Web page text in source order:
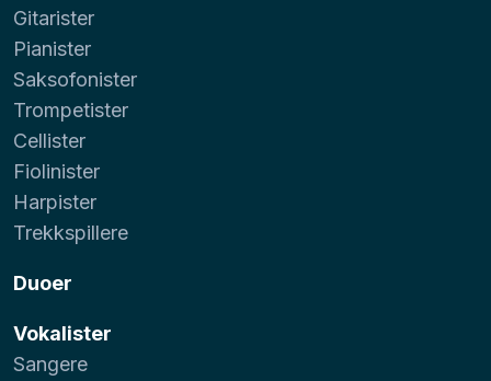
Gitarister
Pianister
Saksofonister
Trompetister
Cellister
Fiolinister
Harpister
Trekkspillere
Duoer
Vokalister
Sangere